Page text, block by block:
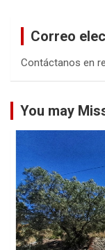
Correo
Contáctanos en
You may